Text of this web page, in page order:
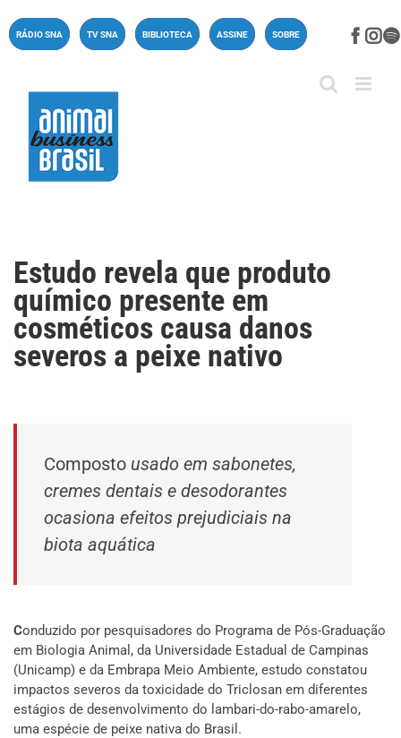
paraRÁDIO SNA TV SNA BIBLIOTECA ASSINE SOBRE
Estudo revela que produto
químico presente em
cosméticos causa danos
severos a peixe nativo
Composto usado em sabonetes,
cremes dentais e desodorantes
ocasiona efeitos prejudiciais na
biota aquática
Conduzido por pesquisadores do Programa de Pós-Graduação
em Biologia Animal, da Universidade Estadual de Campinas
(Unicamp) e da Embrapa Meio Ambiente, estudo constatou
impactos severos da toxicidade do Triclosan em diferentes
estágios de desenvolvimento do lambari-do-rabo-amarelo,
uma espécie de peixe nativa do Brasil.